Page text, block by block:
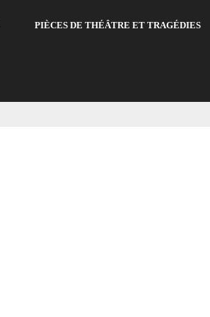
PIÈCES DE THÉÂTRE ET TRAGÉDIES